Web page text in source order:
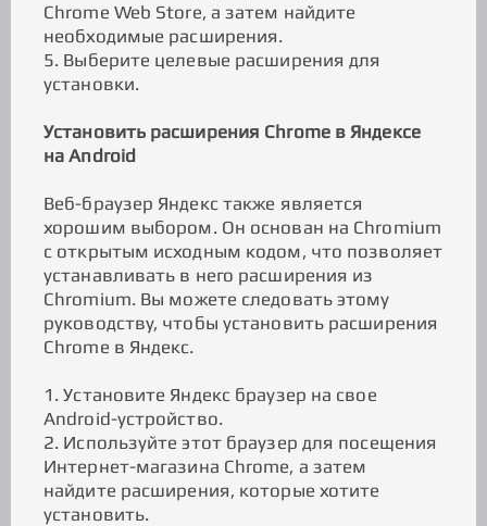
Chrome Web Store, а затем найдите
необходимые расширения.
5. Выберите целевые расширения для
установки.
Установить расширения Chrome в Яндексе
на Android
Веб-браузер Яндекс также является
хорошим выбором. Он основан на Chromium
с открытым исходным кодом, что позволяет
устанавливать в него расширения из
Chromium. Вы можете следовать этому
руководству, чтобы установить расширения
Chrome в Яндекс.
1. Установите Яндекс браузер на свое
Android-устройство.
2. Используйте этот браузер для посещения
Интернет-магазина Chrome, а затем
найдите расширения, которые хотите
установить.